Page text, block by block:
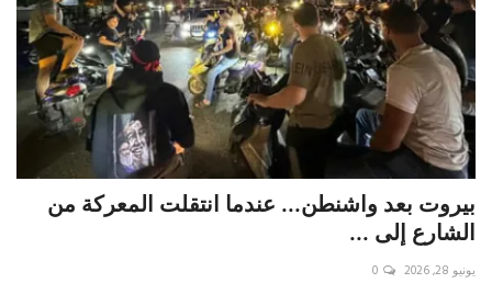
بيروت بعد واشنطن... عندما انتقلت المعركة من
الشارع إلى ...
يونيو 28, 2026 0